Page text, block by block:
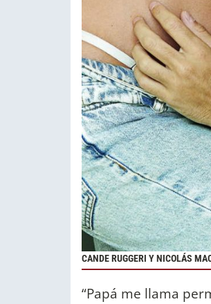
CANDE RUGGERI Y NICOLÁS
“Papá me llama